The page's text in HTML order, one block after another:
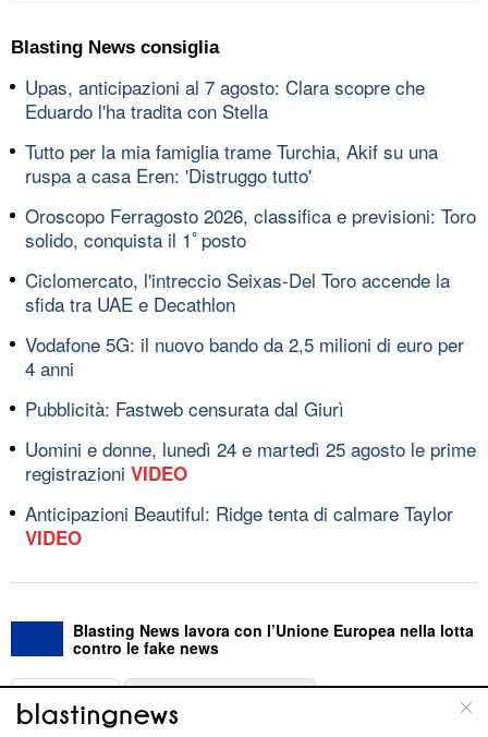
Blasting News consiglia
Upas, anticipazioni al 7 agosto: Clara scopre che
Eduardo l'ha tradita con Stella
Tutto per la mia famiglia trame Turchia, Akif su una
ruspa a casa Eren: 'Distruggo tutto'
Oroscopo Ferragosto 2026, classifica e previsioni: Toro
solido, conquista il 1ﾟposto
Ciclomercato, l'intreccio Seixas-Del Toro accende la
sfida tra UAE e Decathlon
Vodafone 5G: il nuovo bando da 2,5 milioni di euro per
4 anni
Pubblicità: Fastweb censurata dal Giurì
Uomini e donne, lunedì 24 e martedì 25 agosto le prime
registrazioni VIDEO
Anticipazioni Beautiful: Ridge tenta di calmare Taylor
VIDEO
Blasting News lavora con l’Unione Europea nella lotta
contro le fake news
ABOUT